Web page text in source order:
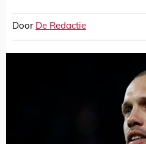
Door De Redactie